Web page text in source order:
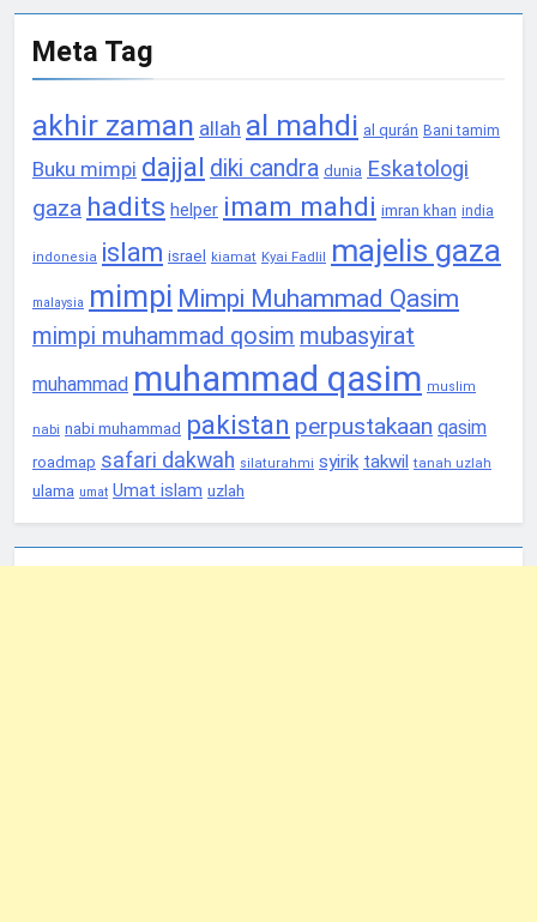
Meta Tag
akhir zaman allah al mahdi al qurán Bani tamim
Buku mimpi dajjal diki candra dunia Eskatologi
gaza hadits helper imam mahdi imran khan india
indonesia islam israel kiamat Kyai Fadlil majelis gaza
malaysia mimpi Mimpi Muhammad Qasim
mimpi muhammad qosim mubasyirat
muhammad muhammad qasim muslim
nabi nabi muhammad pakistan perpustakaan qasim
roadmap safari dakwah silaturahmi syirik takwil tanah uzlah
ulama umat Umat islam uzlah